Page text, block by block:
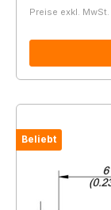
Preise exkl.
Beliebt